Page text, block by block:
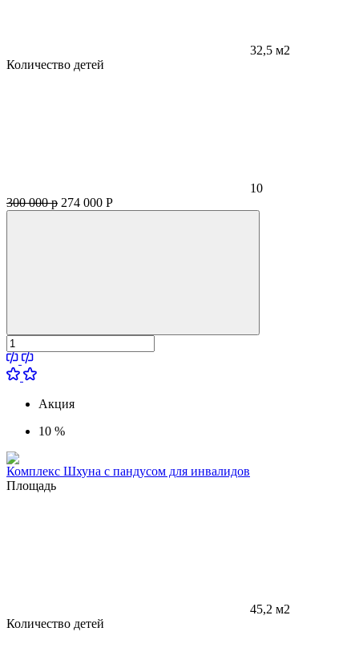
32,5 м2
Количество детей
10
300 000 р 274 000 Р
Акция
10 %
Комплекс Шхуна с пандусом для инвалидов
Площадь
45,2 м2
Количество детей